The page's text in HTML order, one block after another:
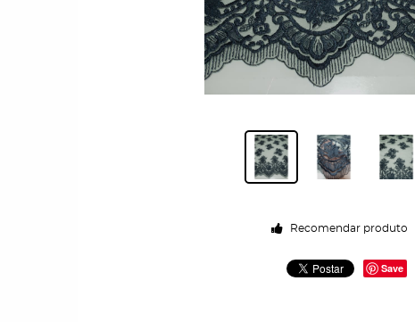
Recomendar produto
Save